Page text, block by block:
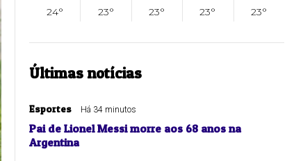
24°
23°
23°
23°
23°
Últimas notícias
Esportes Há 34 minutos
Pai de Lionel Messi morre aos 68 anos na
Argentina